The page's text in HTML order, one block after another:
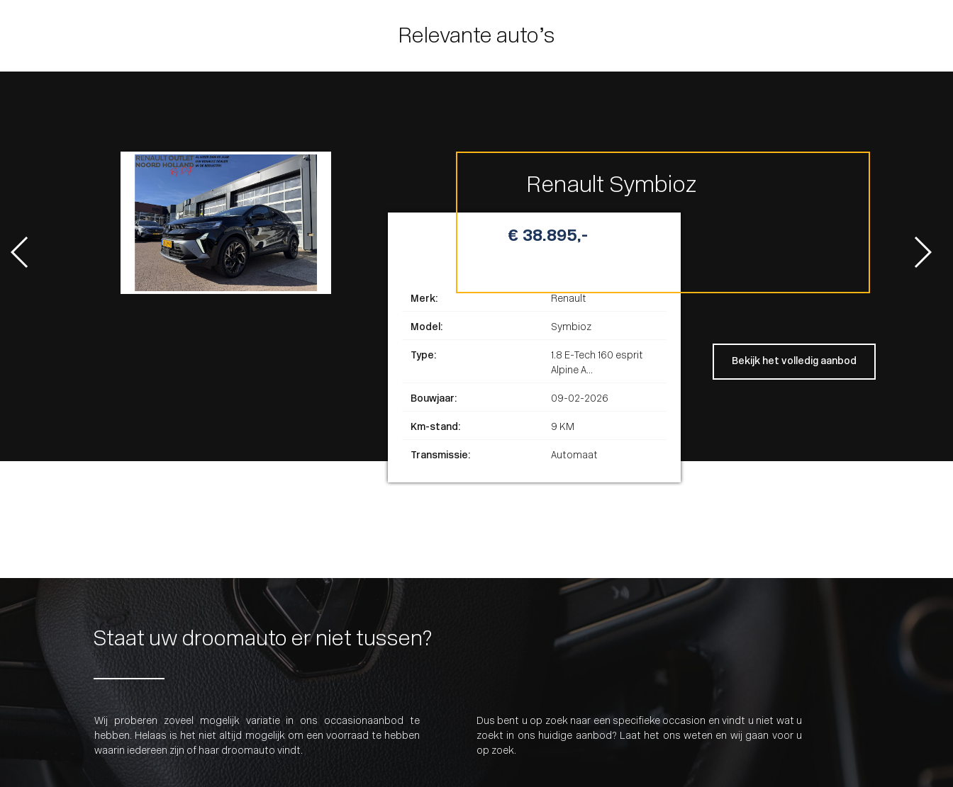
Relevante auto’s
Renault Symbioz
€ 38.895,-
Merk: Renault
Model: Symbioz
Type:
1.8 E-Tech 160 esprit
Alpine A...
Bouwjaar: 09-02-2026
Km-stand: 9 KM
Transmissie: Automaat
Bekijk het volledig aanbod
Staat uw droomauto er niet tussen?
Wij proberen zoveel mogelijk variatie in ons occasionaanbod te
hebben. Helaas is het niet altijd mogelijk om een voorraad te hebben
waarin iedereen zijn of haar droomauto vindt.
Dus bent u op zoek naar een specifieke occasion en vindt u niet wat u
zoekt in ons huidige aanbod? Laat het ons weten en wij gaan voor u
op zoek.